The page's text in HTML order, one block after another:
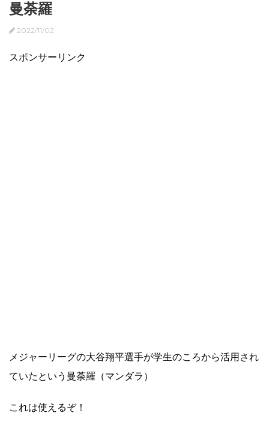
曼荼羅
2022/11/02
スポンサーリンク
メジャーリーグの大谷翔平選手が学生のころから活用され
ていたという曼荼羅（マンダラ）
これは使えるぞ！